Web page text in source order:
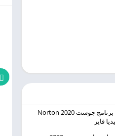
تحميل برنامج جوست 2020 Norton